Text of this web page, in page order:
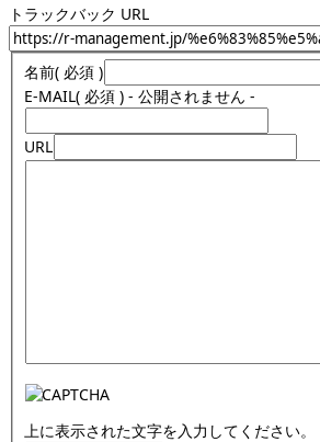
トラックバック URL
名前( 必須 )
E-MAIL( 必須 ) - 公開されません -
URL
上に表示された文字を入力してください。